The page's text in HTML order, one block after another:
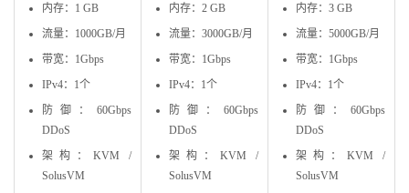
内存：1 GB
流量：1000GB/月
带宽：1Gbps
IPv4：1个
防御：60Gbps
DDoS
架构：KVM /
SolusVM
内存：2 GB
流量：3000GB/月
带宽：1Gbps
IPv4：1个
防御：60Gbps
DDoS
架构：KVM /
SolusVM
内存：3 GB
流量：5000GB/月
带宽：1Gbps
IPv4：1个
防御：60Gbps
DDoS
架构：KVM /
SolusVM